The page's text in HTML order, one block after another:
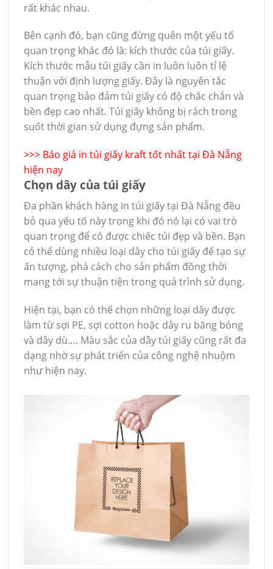
rất khác nhau.
Bên cạnh đó, bạn cũng đừng quên một yếu tố
quan trọng khác đó là: kích thước của túi giấy.
Kích thước mẫu túi giấy cần in luôn luôn tỉ lệ
thuận với định lượng giấy. Đây là nguyên tắc
quan trọng bảo đảm túi giấy có độ chắc chắn và
bền đẹp cao nhất. Túi giấy không bị rách trong
suốt thời gian sử dụng đựng sản phẩm.
>>> Báo giá in túi giấy kraft tốt nhất tại Đà Nẵng
hiện nay
Chọn dây của túi giấy
Đa phần khách hàng in túi giấy tại Đà Nẵng đều
bỏ qua yếu tố này trong khi đó nó lại có vai trò
quan trọng để có được chiếc túi đẹp và bền. Bạn
có thể dùng nhiều loại dây cho túi giấy để tạo sự
ấn tượng, phá cách cho sản phẩm đồng thời
mang tới sự thuận tiện trong quá trình sử dụng.
Hiện tại, bạn có thể chọn những loại dây được
làm từ sợi PE, sợi cotton hoặc dây ru băng bóng
và dây dù…. Màu sắc của dây túi giấy cũng rất đa
dạng nhờ sự phát triển của công nghệ nhuộm
như hiện nay.